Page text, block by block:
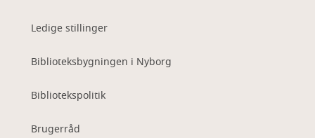
Ledige stillinger
Biblioteksbygningen i Nyborg
Bibliotekspolitik
Brugerråd